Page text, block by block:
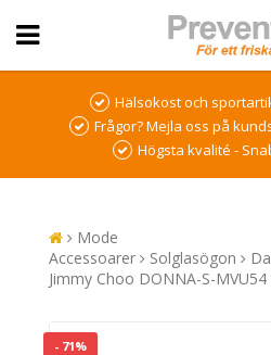
Hälsokost och
Frågor? Mejla oss på
Högsta kvalité -
Mode
Accessoarer
Solglasögon
Jimmy Choo DONNA-S-
- 71%